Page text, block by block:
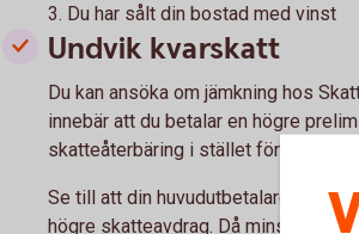
3. Du har sålt din bostad med vinst
Undvik kvarskatt
Du kan ansöka om jämkning hos
innebär att du betalar en högre
skatteåterbäring i stället för kvarskatt.
Se till att din huvudutbetalare, till
högre skatteavdrag. Då minskar